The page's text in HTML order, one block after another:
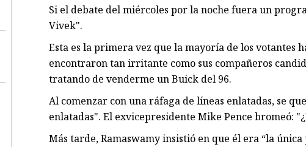
Si el debate del miércoles por la noche fuera un
Vivek".
Esta es la primera vez que la mayoría de los votantes
encontraron tan irritante como sus compañeros
tratando de venderme un Buick del 96.
Al comenzar con una ráfaga de líneas enlatadas, se
enlatadas". El exvicepresidente Mike Pence bromeó:
Más tarde, Ramaswamy insistió en que él era “la